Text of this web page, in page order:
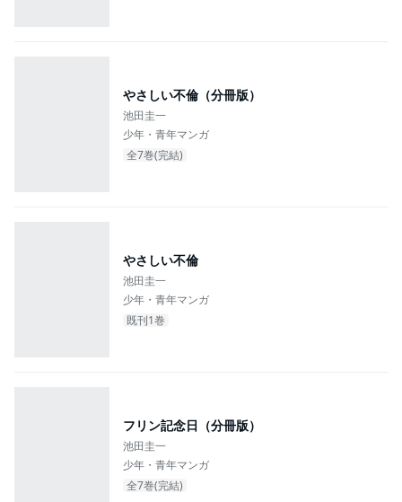
やさしい不倫（分冊版）
池田圭一
少年・青年マンガ
全7巻(完結)
やさしい不倫
池田圭一
少年・青年マンガ
既刊1巻
フリン記念日（分冊版）
池田圭一
少年・青年マンガ
全7巻(完結)